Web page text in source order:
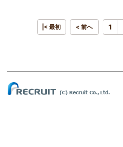
|< 最初 < 前へ 1